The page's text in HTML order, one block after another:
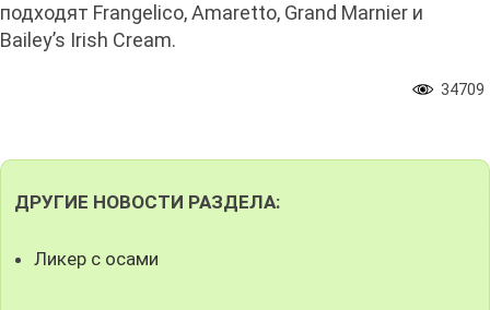
подходят Frangelico, Amaretto, Grand Marnier и
Bailey’s Irish Cream.
34709
ДРУГИЕ НОВОСТИ РАЗДЕЛА:
Ликер с осами